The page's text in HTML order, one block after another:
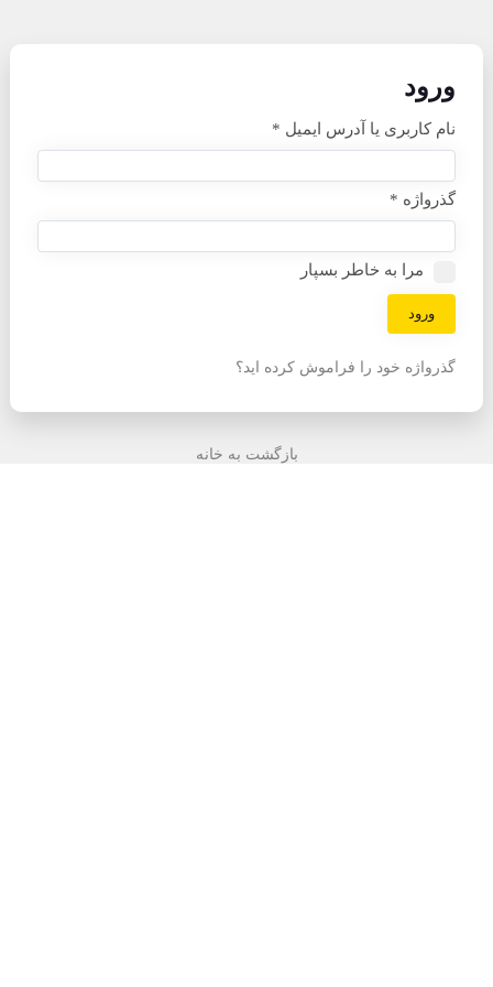
ورود
نام کاربری یا آدرس ایمیل *
گذرواژه *
مرا به خاطر بسپار
ورود
گذرواژه خود را فراموش کرده اید؟
بازگشت به خانه